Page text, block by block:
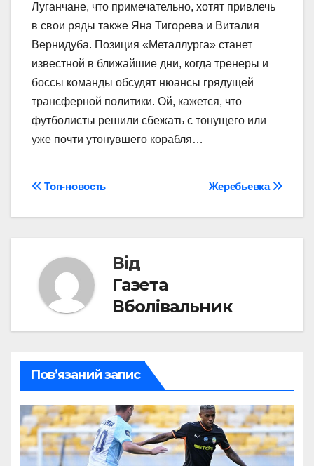
Луганчане, что примечательно, хотят привлечь
в свои ряды также Яна Тигорева и Виталия
Вернидуба. Позиция «Металлурга» станет
известной в ближайшие дни, когда тренеры и
боссы команды обсудят нюансы грядущей
трансферной политики. Ой, кажется, что
футболисты решили сбежать с тонущего или
уже почти утонувшего корабля…
Навігація
записів
Жеребьевка
Топ-новость
Від
Газета
Вболівальник
Пов’язаний запис